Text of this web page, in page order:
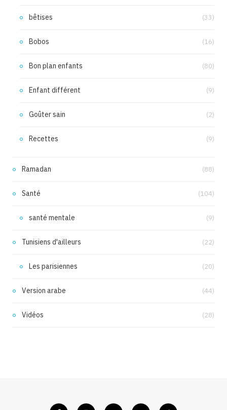
bêtises (33)
Bobos (16)
Bon plan enfants (80)
Enfant différent (9)
Goûter sain (2)
Recettes (9)
Ramadan (88)
Santé (104)
santé mentale (9)
Tunisiens d'ailleurs (22)
Les parisiennes (20)
Version arabe (44)
Vidéos (28)